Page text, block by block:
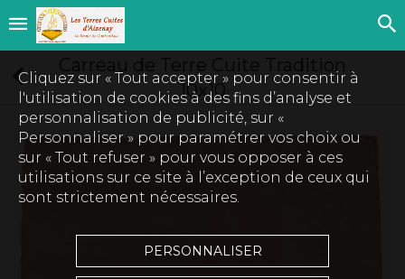
10x10
Cliquez sur « Tout accepter » pour consentir à
l'utilisation de cookies à des fins d’analyse et
personnalisation de publicité, sur «
Personnaliser » pour paramétrer vos choix ou
sur « Tout refuser » pour vous opposer à ces
utilisations sur ce site à l’exception de ceux qui
sont strictement nécessaires.
PERSONNALISER